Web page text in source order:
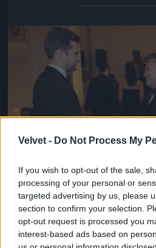
Velvet - Do Not Process My
If you wish to opt-out of the sale,
processing of your personal or
targeted advertising by us, please
section to confirm your selection.
opt-out request is processed you
interest-based ads based on
Danny Blue vajon tudja, mire
Fotó: / Velvet